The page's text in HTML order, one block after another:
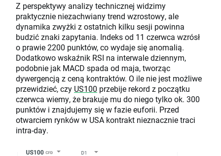
Z perspektywy analizy technicznej widzimy
praktycznie niezachwiany trend wzrostowy, ale
dynamika zwyżki z ostatnich kilku sesji powinna
budzić znaki zapytania. Indeks od 11 czerwca wzrósł
o prawie 2200 punktów, co wydaje się anomalią.
Dodatkowo wskaźnik RSI na interwale dziennym,
podobnie jak MACD spada od maja, tworząc
dywergencją z ceną kontraktów. O ile nie jest możliwe
przewidzieć, czy US100 przebije rekord z początku
czerwca wiemy, że brakuje mu do niego tylko ok. 300
punktów i znajdujemy się w fazie euforii. Przed
otwarciem rynków w USA kontrakt nieznacznie traci
intra-day.